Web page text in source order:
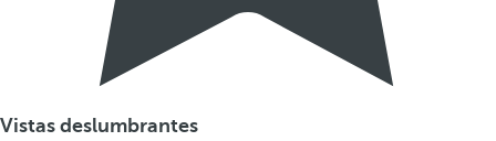
Vistas deslumbrantes